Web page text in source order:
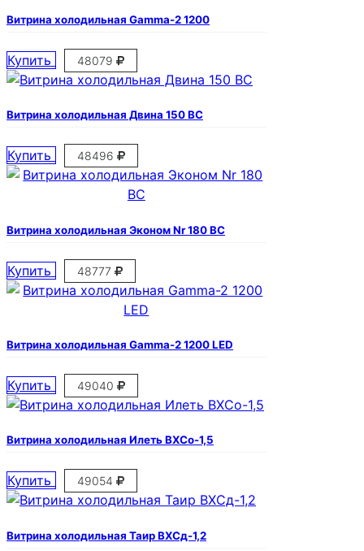
Витрина холодильная Gamma-2 1200
Купить 48079
Витрина холодильная Двина 150 ВС
Купить 48496
Витрина холодильная Эконом Nr 180 ВС
Купить 48777
Витрина холодильная Gamma-2 1200 LED
Купить 49040
Витрина холодильная Илеть ВХСо-1,5
Купить 49054
Витрина холодильная Таир ВХСд-1,2